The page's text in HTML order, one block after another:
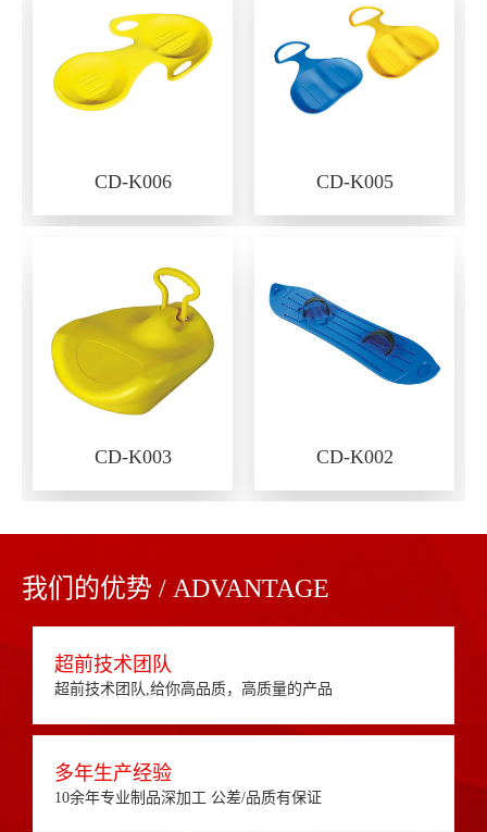
CD-K006 CD-K005
CD-K003 CD-K002
我们的优势 / ADVANTAGE
超前技术团队
超前技术团队,给你高品质，高质量的产品
多年生产经验
10余年专业制品深加工 公差/品质有保证